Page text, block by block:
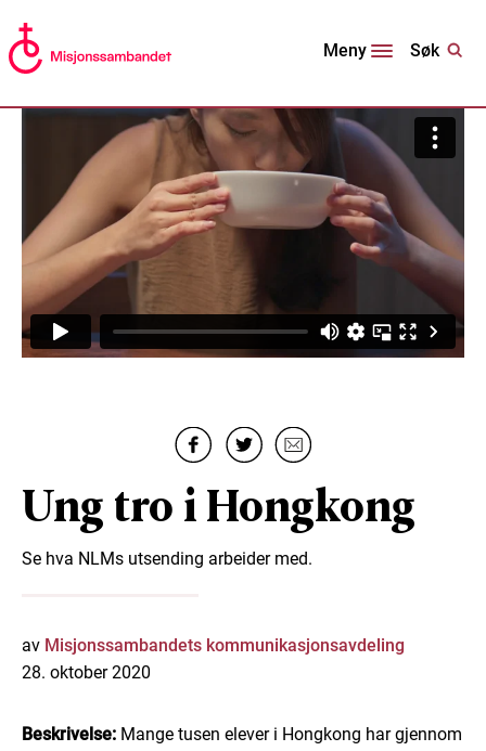
Meny Søk
Ung tro i Hongkong
Se hva NLMs utsending arbeider med.
av Misjonssambandets kommunikasjonsavdeling
28. oktober 2020
Beskrivelse: Mange tusen elever i Hongkong har gjennom